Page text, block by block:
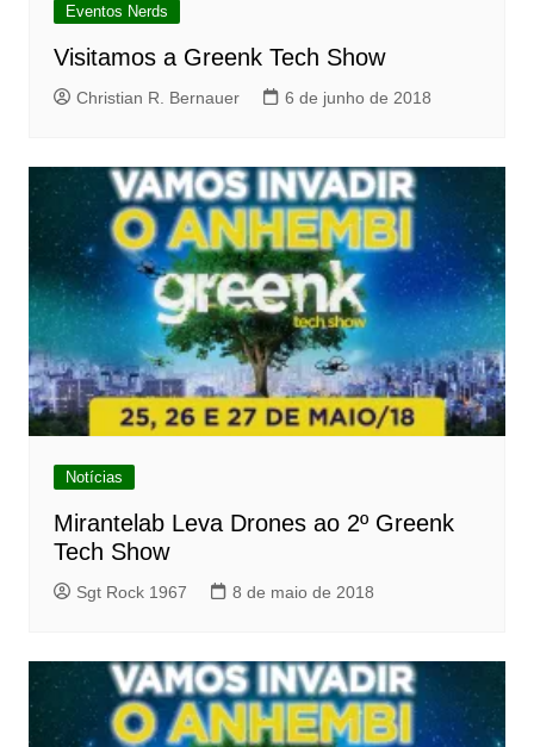
Eventos Nerds
Visitamos a Greenk Tech Show
Christian R. Bernauer 6 de junho de 2018
Notícias
Mirantelab Leva Drones ao 2º Greenk
Tech Show
Sgt Rock 1967 8 de maio de 2018